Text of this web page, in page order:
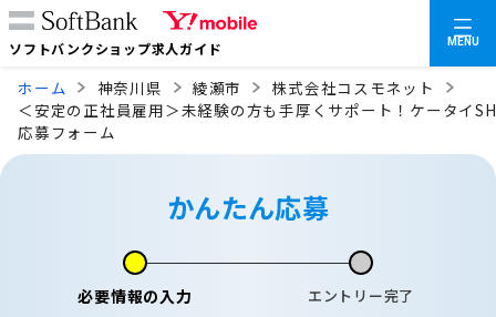
ソフトバンクショップ求人ガイド MENU
ホーム 神奈川県 綾瀬市
株式会社コスモネット
＜安定の正社員雇用＞未経験の方も手厚くサポート！ケータイ
応募フォーム
かんたん応募
必要情報の入力 エントリー完了